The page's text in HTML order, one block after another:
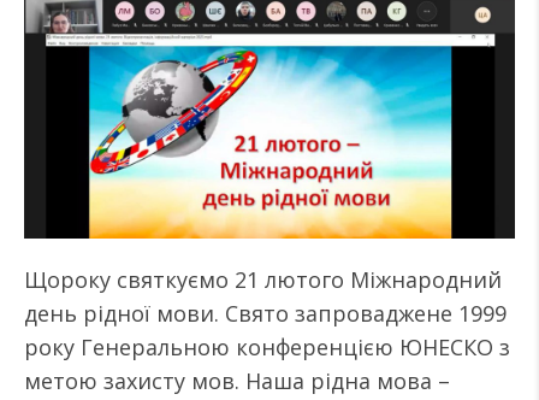
Щороку святкуємо 21 лютого Міжнародний
день рідної мови. Свято запроваджене 1999
року Генеральною конференцією ЮНЕСКО з
метою захисту мов. Наша рідна мова –